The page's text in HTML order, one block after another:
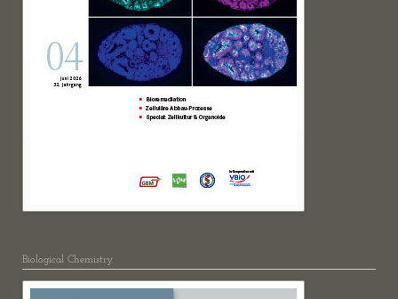
Biological Chemistry